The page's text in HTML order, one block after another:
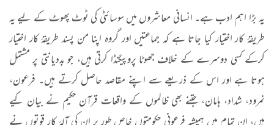
یہ بڑا اہم ادب ہے۔ انسانی معاشروں میں سوسائٹی کی ٹوٹ پھوٹ کے لیے یہ
طریقۂ کار اختیار کیا جاتا ہے کہ جماعتیں اور گروہ اپنا من پسند طریقۂ کار اختیار
کرکے کسی دوسرے کے خلاف جھوٹا پروپیگنڈا کرتی ہیں، جو بددیانتی پر مشتمل
ہوتا ہے اور اس کے ذریعے سے اپنے مقاصد حاصل کرتے ہیں۔ فرعون،
نمرود، شداد، ہامان، جتنے بھی ظالموں کے واقعات قرآن حکیم نے بیان کیے